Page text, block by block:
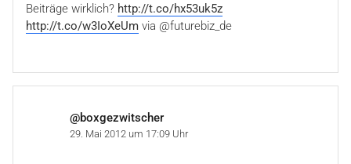
Beiträge wirklich? http://t.co/hx53uk5z
http://t.co/w3IoXeUm via @futurebiz_de
@boxgezwitscher
29. Mai 2012 um 17:09 Uhr